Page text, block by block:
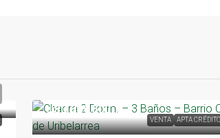
VENTA APTA CRÉDITO
USD 339.500